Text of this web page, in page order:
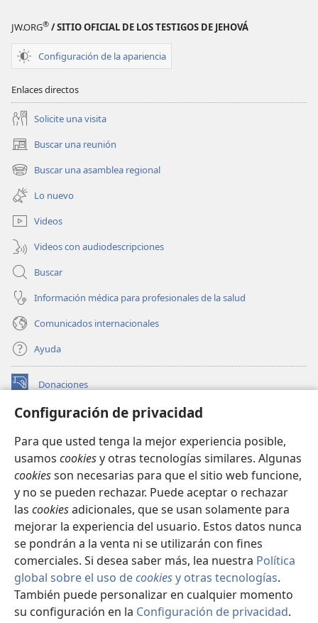
Configuración de privacidad
Para que usted tenga la mejor experiencia posible,
usamos cookiesy otras tecnologías similares. Algunas
cookiesson necesarias para que el sitio web funcione,
y no se pueden rechazar. Puede aceptar o rechazar
las cookiesadicionales, que se usan solamente para
mejorar la experiencia del usuario. Estos datos nunca
se pondrán a la venta ni se utilizarán con fines
comerciales. Si desea saber más, lea nuestra Política
global sobre el uso decookiesy otras tecnologías.
También puede personalizar en cualquier momento
su configuración en la Configuración de privacidad.
JW.ORG® / SITIO OFICIAL DE LOS TESTIGOS DE JEHOVÁ
Configuración de la apariencia
Enlaces directos
Solicite una visita
Buscar una reunión
(abre
una
nueva
ventana)
Buscar una asamblea regional
(abre
una
nueva
ventana)
Lo nuevo
Videos
Videos con audiodescripciones
Buscar
Información médica para profesionales de la salud
Comunicados internacionales
Ayuda
Donaciones
(abre
nueva BIBLIOTECA EN LÍNEA Watchtower™
una
nueva
ventana)
JW Hub
(abre
una
nueva
ventana)
JW Library
Watchtower Library
Copyright© 2026 Watch Tower Bible and Tract Society of Pennsylvania.
CONDICIONES DE USO|POLÍTICA DE PRIVACIDAD|
CONFIGURACIÓN DE PRIVACIDAD